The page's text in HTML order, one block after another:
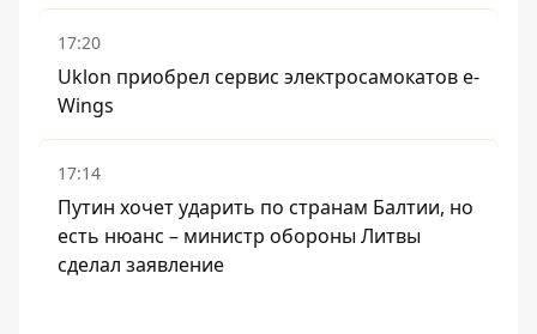
17:20
Uklon приобрел сервис электросамокатов e-
Wings
17:14
Путин хочет ударить по странам Балтии, но
есть нюанс – министр обороны Литвы
сделал заявление